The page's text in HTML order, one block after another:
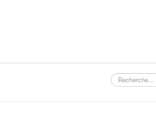
Rechercher